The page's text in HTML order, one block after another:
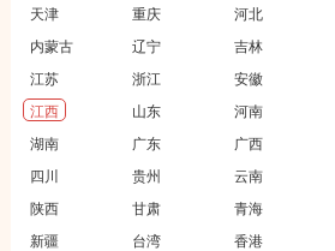
天津
重庆 河北
内蒙古
辽宁 吉林
江苏
浙江 安徽
江西
山东 河南
湖南
广东 广西
四川
贵州 云南
陕西
甘肃 青海
新疆
台湾 香港